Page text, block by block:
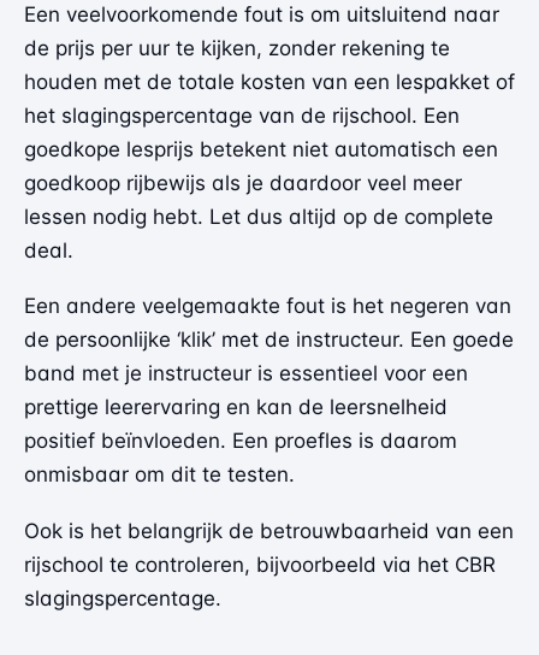
Een veelvoorkomende fout is om uitsluitend naar
de prijs per uur te kijken, zonder rekening te
houden met de totale kosten van een lespakket of
het slagingspercentage van de rijschool. Een
goedkope lesprijs betekent niet automatisch een
goedkoop rijbewijs als je daardoor veel meer
lessen nodig hebt. Let dus altijd op de complete
deal.
Een andere veelgemaakte fout is het negeren van
de persoonlijke ‘klik’ met de instructeur. Een goede
band met je instructeur is essentieel voor een
prettige leerervaring en kan de leersnelheid
positief beïnvloeden. Een proefles is daarom
onmisbaar om dit te testen.
Ook is het belangrijk de betrouwbaarheid van een
rijschool te controleren, bijvoorbeeld via het CBR
slagingspercentage.